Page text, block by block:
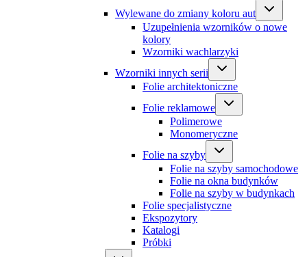
Wylewane do zmiany koloru aut
Uzupełnienia wzorników o nowe
kolory
Wzorniki wachlarzyki
Wzorniki innych serii
Folie architektoniczne
Folie reklamowe
Polimerowe
Monomeryczne
Folie na szyby
Folie na szyby samochodowe
Folie na okna budynków
Folie na szyby w budynkach
Folie specjalistyczne
Ekspozytory
Katalogi
Próbki